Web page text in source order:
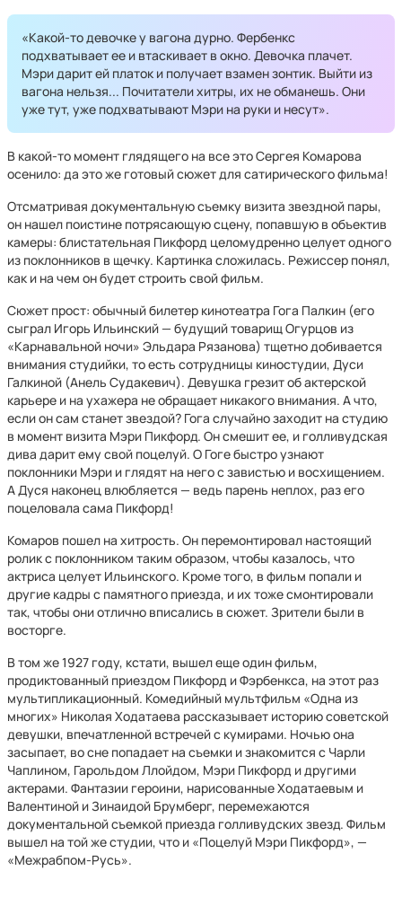
«Какой-то девочке у вагона дурно. Фербенкс
подхватывает ее и втаскивает в окно. Девочка плачет.
Мэри дарит ей платок и получает взамен зонтик. Выйти из
вагона нельзя... Почитатели хитры, их не обманешь. Они
уже тут, уже подхватывают Мэри на руки и несут».
В какой-то момент глядящего на все это Сергея Комарова
осенило: да это же готовый сюжет для сатирического фильма!
Отсматривая документальную съемку визита звездной пары,
он нашел поистине потрясающую сцену, попавшую в объектив
камеры: блистательная Пикфорд целомудренно целует одного
из поклонников в щечку. Картинка сложилась. Режиссер понял,
как и на чем он будет строить свой фильм.
Сюжет прост: обычный билетер кинотеатра Гога Палкин (его
сыграл Игорь Ильинский — будущий товарищ Огурцов из
«Карнавальной ночи» Эльдара Рязанова) тщетно добивается
внимания студийки, то есть сотрудницы киностудии, Дуси
Галкиной (Анель Судакевич). Девушка грезит об актерской
карьере и на ухажера не обращает никакого внимания. А что,
если он сам станет звездой? Гога случайно заходит на студию
в момент визита Мэри Пикфорд. Он смешит ее, и голливудская
дива дарит ему свой поцелуй. О Гоге быстро узнают
поклонники Мэри и глядят на него с завистью и восхищением.
А Дуся наконец влюбляется — ведь парень неплох, раз его
поцеловала сама Пикфорд!
Комаров пошел на хитрость. Он перемонтировал настоящий
ролик с поклонником таким образом, чтобы казалось, что
актриса целует Ильинского. Кроме того, в фильм попали и
другие кадры с памятного приезда, и их тоже смонтировали
так, чтобы они отлично вписались в сюжет. Зрители были в
восторге.
В том же 1927 году, кстати, вышел еще один фильм,
продиктованный приездом Пикфорд и Фэрбенкса, на этот раз
мультипликационный. Комедийный мультфильм «Одна из
многих» Николая Ходатаева рассказывает историю советской
девушки, впечатленной встречей с кумирами. Ночью она
засыпает, во сне попадает на съемки и знакомится с Чарли
Чаплином, Гарольдом Ллойдом, Мэри Пикфорд и другими
актерами. Фантазии героини, нарисованные Ходатаевым и
Валентиной и Зинаидой Брумберг, перемежаются
документальной съемкой приезда голливудских звезд. Фильм
вышел на той же студии, что и «Поцелуй Мэри Пикфорд», —
«Межрабпом-Русь».